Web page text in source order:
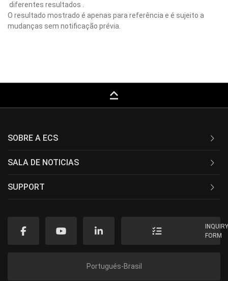
diferentes resultados .
O resultado mostrado é apenas para referência e é sujeito a
mudanças sem notificação prévia.
keyboard_capslock
SOBRE A ECS
SALA DE NOTICIAS
SUPPORT
FORM
Portugués-Brasil